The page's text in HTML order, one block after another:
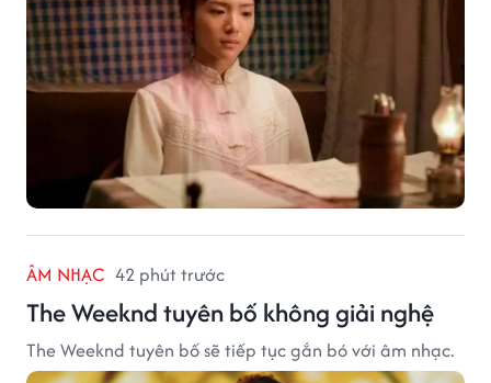
ÂM NHẠC 42 phút trước
The Weeknd tuyên bố không giải nghệ
The Weeknd tuyên bố sẽ tiếp tục gắn bó với âm nhạc.